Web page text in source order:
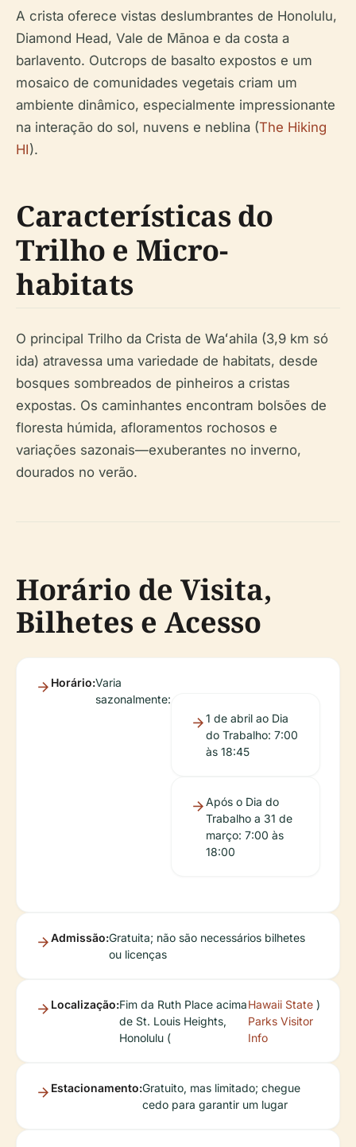
A crista oferece vistas deslumbrantes de Honolulu,
Diamond Head, Vale de Mānoa e da costa a
barlavento. Outcrops de basalto expostos e um
mosaico de comunidades vegetais criam um
ambiente dinâmico, especialmente impressionante
na interação do sol, nuvens e neblina (The Hiking
HI).
Características do
Trilho e Micro-
habitats
O principal Trilho da Crista de Waʻahila (3,9 km só
ida) atravessa uma variedade de habitats, desde
bosques sombreados de pinheiros a cristas
expostas. Os caminhantes encontram bolsões de
floresta húmida, afloramentos rochosos e
variações sazonais—exuberantes no inverno,
dourados no verão.
Horário de Visita,
Bilhetes e Acesso
Horário:Varia
sazonalmente:
1 de abril ao Dia
do Trabalho: 7:00
às 18:45
Após o Dia do
Trabalho a 31 de
março: 7:00 às
18:00
Admissão:Gratuita; não são necessários bilhetes
ou licenças
Localização:Fim da Ruth Place acima
de St. Louis Heights,
Honolulu (
Hawaii State
Parks Visitor
Info
)
Estacionamento:Gratuito, mas limitado; chegue
cedo para garantir um lugar